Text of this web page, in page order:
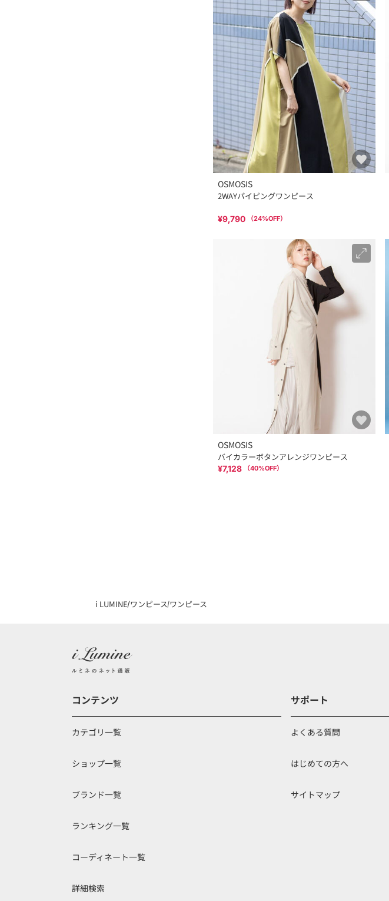
OSMOSIS
2WAYパイピングワンピース
¥9,790 （24%OFF）
OSMOSIS
バイカラーボタンアレンジワンピース
¥7,128 （40%OFF）
i LUMINE ワンピース ワンピース
コンテンツ
カテゴリ一覧
ショップ一覧
ブランド一覧
ランキング一覧
コーディネート一覧
詳細検索
サポート
よくある質問
はじめての方へ
サイトマップ